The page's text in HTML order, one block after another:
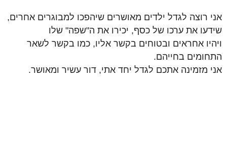
אני רוצה לגדל ילדים מאושרים שיהפכו למבוגרים אחרים,
שידעו את ערכו של כסף, יכירו את ה"שפה" שלו
ויהיו אחראים ובטוחים בקשר אליו, כמו בקשר לשאר
התחומים בחייהם.
אני מזמינה אתכם לגדל יחד אתי, דור עשיר ומאושר.